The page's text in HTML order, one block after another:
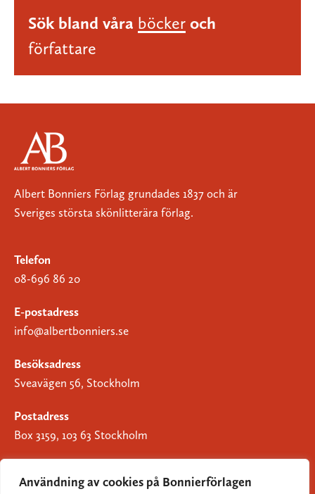
Användning av cookies på Bonnierförlagen
Sök bland våra böcker och
författare
Albert Bonniers Förlag grundades 1837 och är
Sveriges största skönlitterära förlag.
Telefon
08-696 86 20
E-postadress
info@albertbonniers.se
Besöksadress
Sveavägen 56, Stockholm
Postadress
Box 3159, 103 63 Stockholm